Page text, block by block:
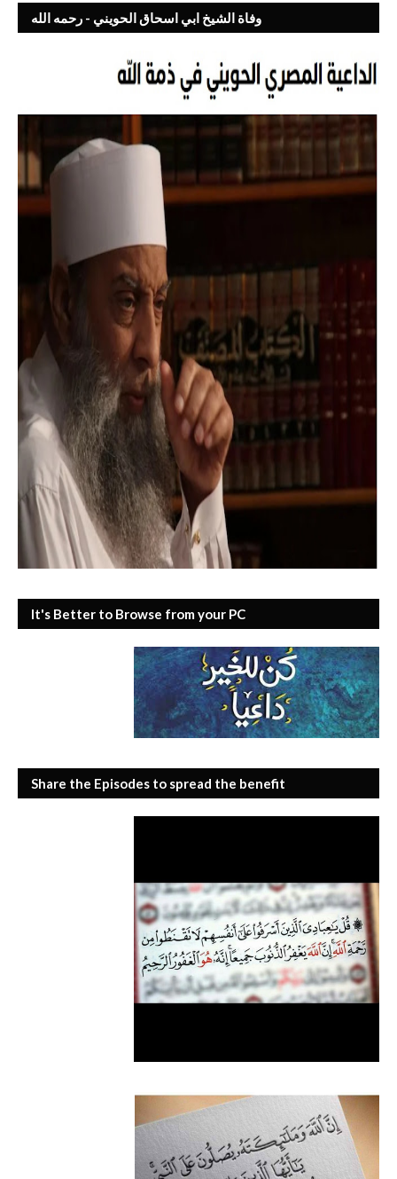
وفاة الشيخ ابي اسحاق الحويني - رحمه الله
It's Better to Browse from your PC
Share the Episodes to spread the benefit